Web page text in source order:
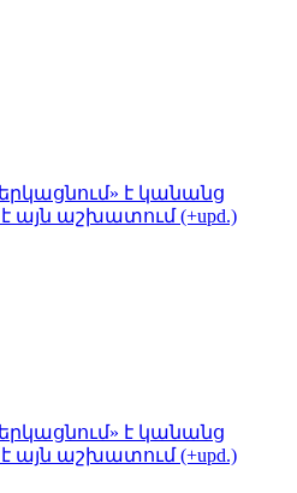
է կանանց
այն աշխատում (+upd.)
է կանանց
այն աշխատում (+upd.)